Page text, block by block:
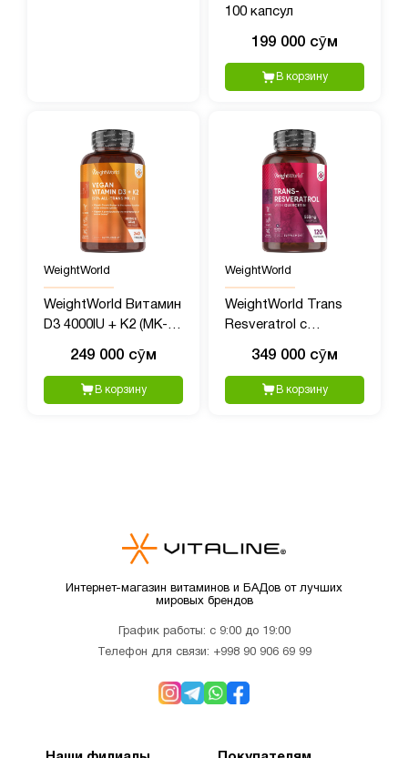
100 капсул
199 000 сӯм
В корзину
WeightWorld
WeightWorld Витамин
D3 4000IU + K2 (MK-7)
249 000 сӯм
В корзину
WeightWorld
WeightWorld Trans
Resveratrol с
349 000 сӯм
В корзину
Интернет-магазин витаминов и БАДов от лучших
мировых брендов
График работы: с 9:00 до 19:00
Телефон для связи: +998 90 906 69 99